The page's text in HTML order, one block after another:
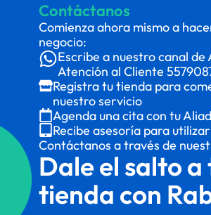
Contáctanos
Comienza ahora mismo a
negocio:
Escribe a nuestro canal de
Atención al Cliente
Registra tu tienda para
nuestro servicio
Agenda una cita con tu
Recibe asesoría para
Contáctanos a través de
Dale el salto a
tienda con